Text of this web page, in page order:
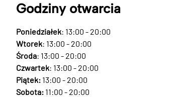
Godziny otwarcia
Poniedziałek: 13:00 - 20:00
Wtorek: 13:00 - 20:00
Środa: 13:00 - 20:00
Czwartek: 13:00 - 20:00
Piątek: 13:00 - 20:00
Sobota: 11:00 - 20:00